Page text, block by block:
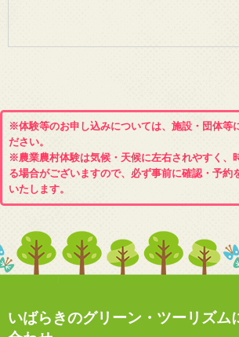
※体験等のお申し込みについては、施設・団体等
ださい。
※農業農村体験は気候・天候に左右されやすく、
る場合がございますので、必ず事前に確認・予約
いたします。
いばらきのグリーン・ツーリズム